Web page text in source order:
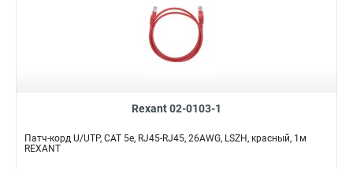
Rexant 02-0103-1
Патч-корд U/UTP, CAT 5e, RJ45-RJ45, 26AWG, LSZH, красный, 1м
REXANT